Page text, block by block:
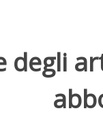
degli